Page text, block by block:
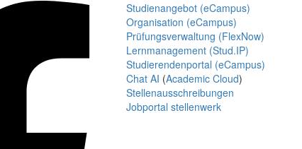
Studienangebot (eCampus)
Organisation (eCampus)
Prüfungsverwaltung (FlexNow)
Lernmanagement (Stud.IP)
Studierendenportal (eCampus)
Chat AI (Academic Cloud)
Stellenausschreibungen
Jobportal stellenwerk